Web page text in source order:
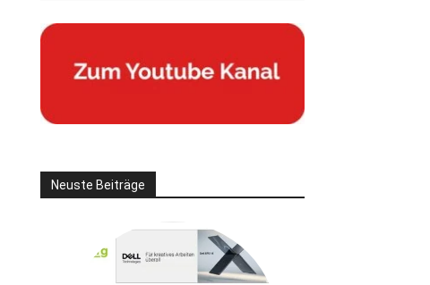
Neuste Beiträge